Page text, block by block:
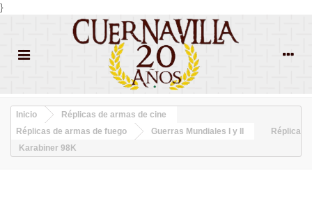
}
Inicio
Réplicas de armas de cine
Réplicas de armas de fuego
Guerras Mundiales I y II
Réplica
Karabiner 98K